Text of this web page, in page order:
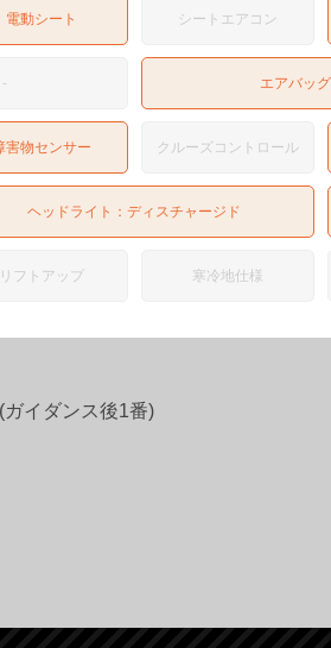
電動シート シートエアコン
エアバッグ
害物センサー クルーズコントロール
ヘッドライト：ディスチャージド
リフトアップ 寒冷地仕様
(ガイダンス後1番)